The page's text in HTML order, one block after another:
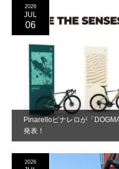
Pinarelloピナレロが「
発表！
2026
JUL
06
2026